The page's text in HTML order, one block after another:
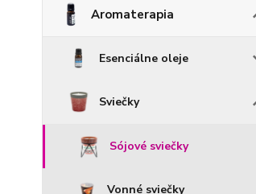
Aromaterapia
Esenciálne oleje
Sviečky
Sójové sviečky
Vonné sviečky